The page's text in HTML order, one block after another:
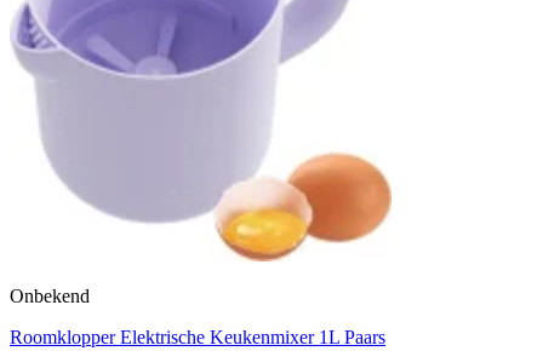
Onbekend
Roomklopper Elektrische Keukenmixer 1L Paars